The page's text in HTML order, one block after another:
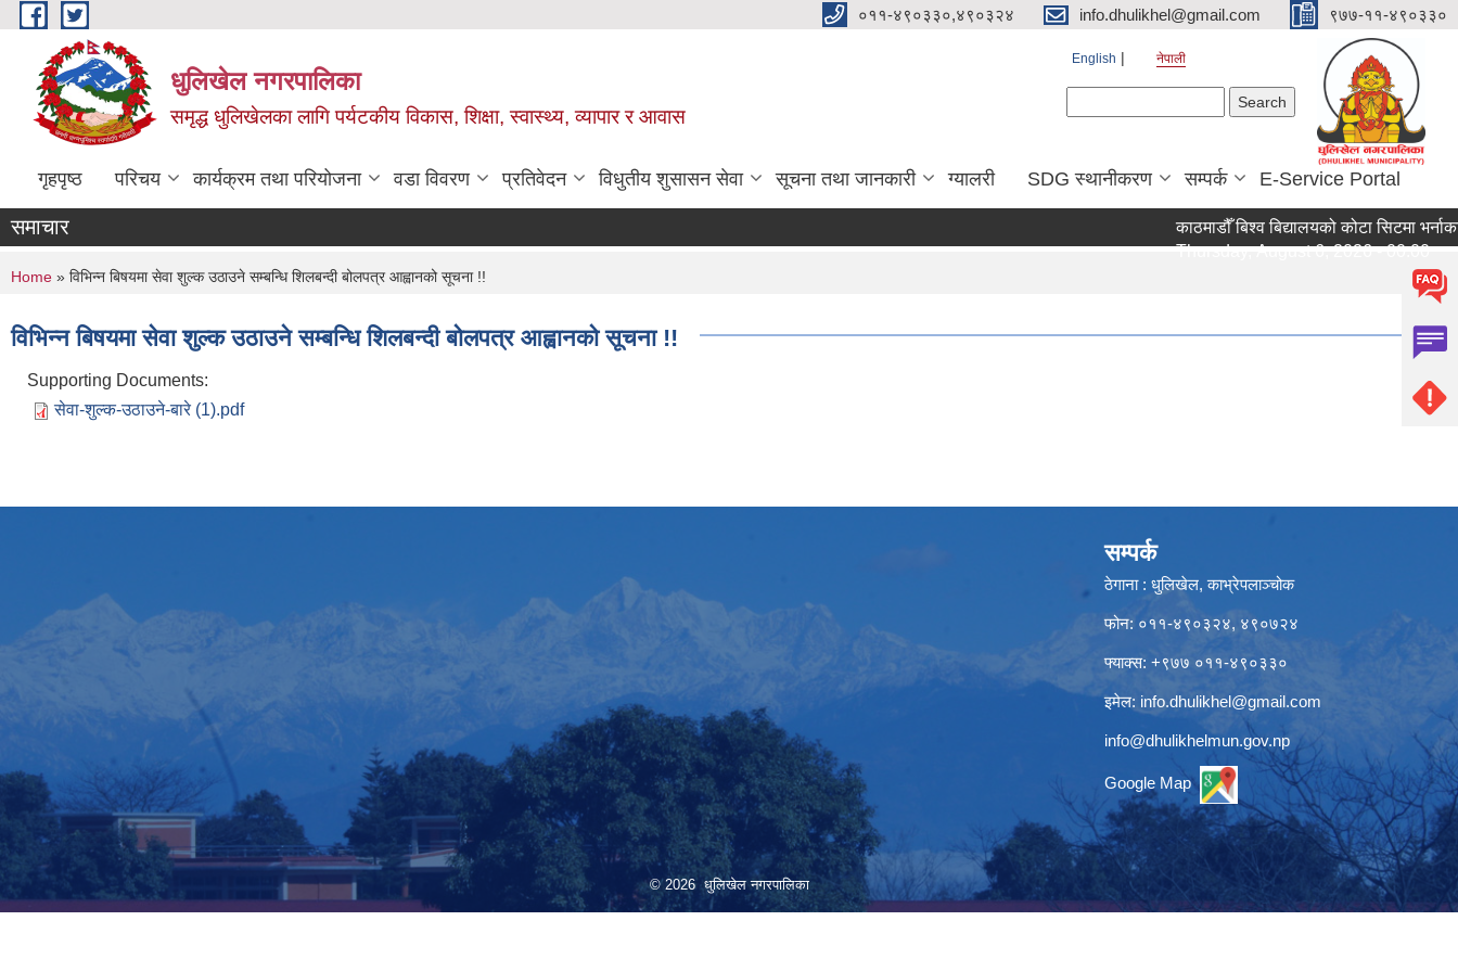
Skip to main content ०११-४९०३३०,४९०३२४ info.dhulikhel@gmail.com ९७७-११-४९०३३०
धुलिखेल नगरपालिका
समृद्ध धुलिखेलका लागि पर्यटकीय विकास, शिक्षा, स्वास्थ्य, व्यापार र आवास
English नेपाली
गृहपृष्ठ परिचय कार्यक्रम तथा परियोजना वडा विवरण प्रतिवेदन विधुतीय शुसासन सेवा सूचना तथा जानकारी ग्यालरी SDG स्थानीकरण सम्पर्क E-Service Portal
समाचार
काठमाडौँ बिश्व बिद्यालयको कोटा सिटमा
Thursday, August 6, 2026 - 00:00
You are here
Home » विभिन्न बिषयमा सेवा शुल्क उठाउने सम्बन्धि शिलबन्दी बोलपत्र आह्वानको सूचना !!
विभिन्न बिषयमा सेवा शुल्क उठाउने सम्बन्धि शिलबन्दी बोलपत्र आह्वानको सूचना !!
Supporting Documents:
सेवा-शुल्क-उठाउने-बारे (1).pdf
सम्पर्क
ठेगाना : धुलिखेल, काभ्रेपलाञ्चोक
फोन: ०११-४९०३२४, ४९०७२४
फ्याक्स: +९७७ ०११-४९०३३०
इमेल: info.dhulikhel@gmail.com
info@dhulikhelmun.gov.np
Google Map
© 2026 धुलिखेल नगरपालिका